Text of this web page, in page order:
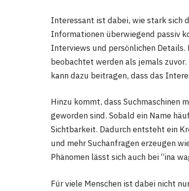
Interessant ist dabei, wie stark sich
Informationen überwiegend passiv
Interviews und persönlichen
beobachtet werden als jemals
kann dazu beitragen, dass das
Hinzu kommt, dass Suchmaschinen
geworden sind. Sobald ein Name
Sichtbarkeit. Dadurch entsteht ein
und mehr Suchanfragen erzeugen
Phänomen lässt sich auch bei “ina
Für viele Menschen ist dabei nicht